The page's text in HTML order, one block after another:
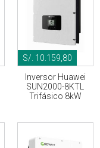
S/. 10.159,80
Inversor Huawei
SUN2000-8KTL
Trifásico 8kW